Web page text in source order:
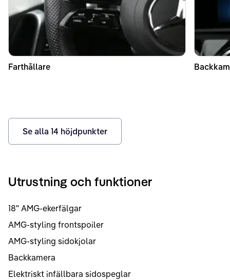
Farthållare
Se alla 14 höjdpunkter
Utrustning och funktioner
18" AMG-ekerfälgar
AMG-styling frontspoiler
AMG-styling sidokjolar
Backkamera
Elektriskt infällbara sidospeglar